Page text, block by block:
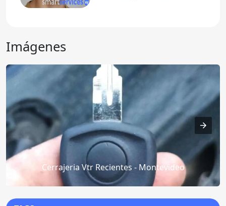
Imágenes
Cerrajeria Vtr Recientes - Montevideo